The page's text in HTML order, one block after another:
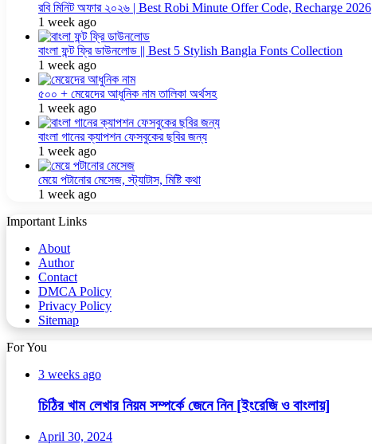
রবি মিনিট অফার ২০২৬ | Best Robi Minute Offer Code, Recharge 2026
1 week ago
বাংলা ফন্ট ফ্রি ডাউনলোড || Best 5 Stylish Bangla Fonts Collection
1 week ago
৫০০ + মেয়েদের আধুনিক নাম তালিকা অর্থসহ
1 week ago
বাংলা গানের ক্যাপশন ফেসবুকের ছবির জন্য
1 week ago
মেয়ে পটানোর মেসেজ, স্ট্যাটাস, মিষ্টি কথা
1 week ago
Important Links
About
Author
Contact
DMCA Policy
Privacy Policy
Sitemap
For You
3 weeks ago
চিঠির খাম লেখার নিয়ম সম্পর্কে জেনে নিন [ইংরেজি ও বাংলায়]
April 30, 2024